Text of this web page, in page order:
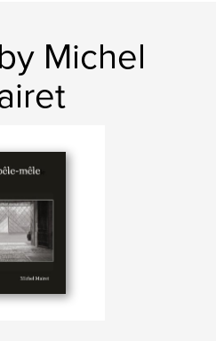
Michel